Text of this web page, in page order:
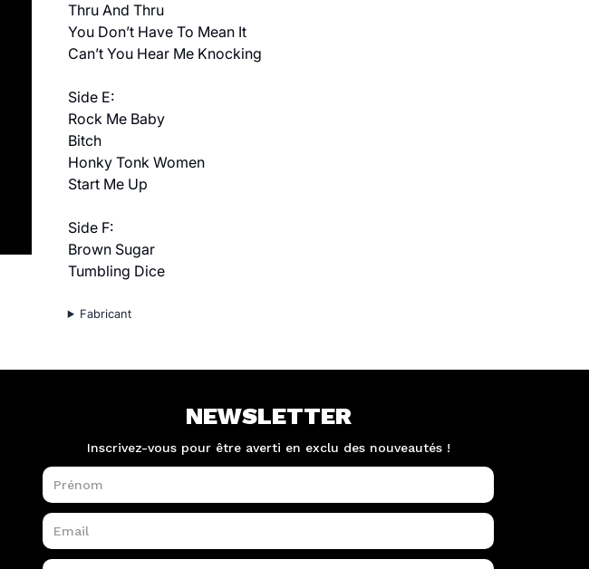
Thru And Thru
You Don’t Have To Mean It
Can’t You Hear Me Knocking
Side E:
Rock Me Baby
Bitch
Honky Tonk Women
Start Me Up
Side F:
Brown Sugar
Tumbling Dice
Fabricant